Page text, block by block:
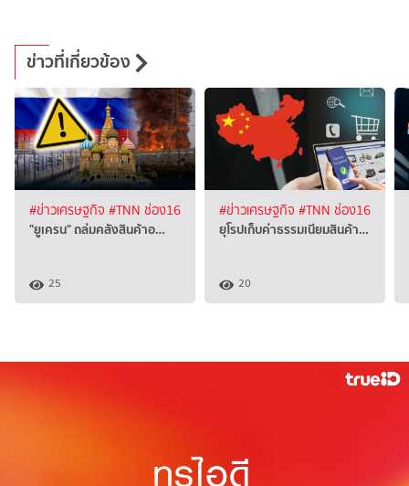
ข่าวที่เกี่ยวข้อง
#ข่าวเศรษฐกิจ #TNN ช่อง16
"ยูเครน" ถล่มคลังสินค้าอ…
25
#ข่าวเศรษฐกิจ #TNN ช่อง16
ยุโรปเก็บค่าธรรมเนียมสินค้า…
20